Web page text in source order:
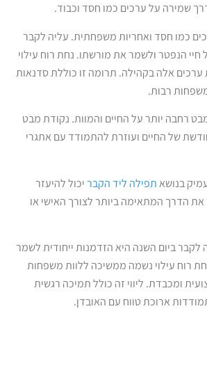
דרך שמירה על ערכים כמו חסד וכבוד.
כמו חסד ואחריות משפחתית. עליה לקבר
הנפטר ולשמר את מורשתו. נחת רוח עילוי
אלה בקהילה. תרומה זו כוללת סדנאות
רבות.
רחבה יותר על החיים והמוות. נקודת מבט
של החיים ועוזרת להתמודד עם אתגרי
בנושאתפילה ליד הקבריכול להיעזר
הדרך המתאימה ביותר לצורך האישי או
ביום השנה היא הזדמנות ייחודית לשמר
רוח עילוי נשמה ממשיכה ללוות משפחות
ומכבדת. ליווי זה כולל תמיכה רגשית
ארוכת טווח עם האובדן.